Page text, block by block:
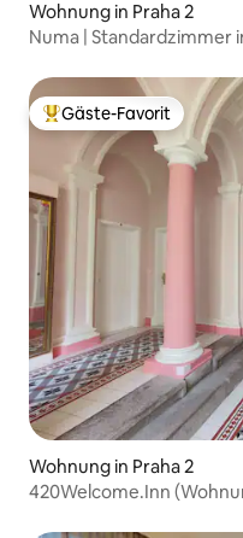
Wohnung in Praha 2
Numa | Standardzimmer
Beliebter Gäste-Favorit.
Gäste-Favorit
Wohnung in Praha 2
420Welcome.Inn